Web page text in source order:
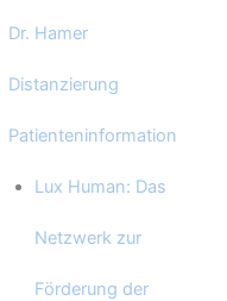
Dr. Hamer
Distanzierung
Patienteninformation
Lux Human: Das
Netzwerk zur
Förderung der